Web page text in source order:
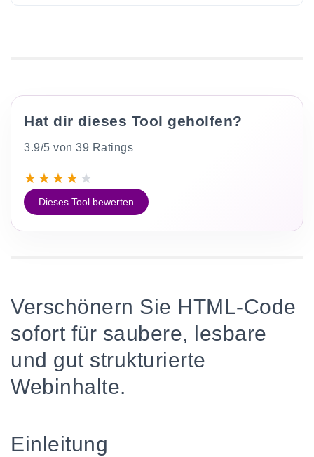
Hat dir dieses Tool geholfen?
3.9/5 von 39 Ratings
★★★★ ★
Dieses Tool bewerten
Verschönern Sie HTML-Code
sofort für saubere, lesbare
und gut strukturierte
Webinhalte.
Einleitung